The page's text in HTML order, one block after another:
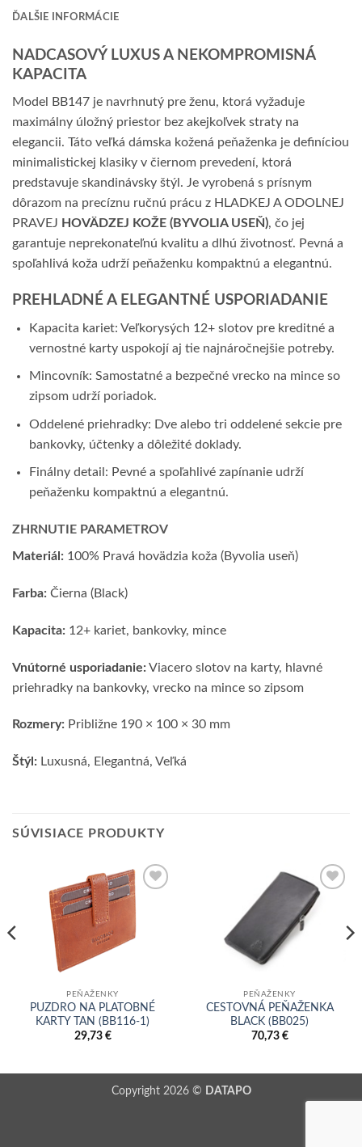
ĎALŠIE INFORMÁCIE
NADCASOVÝ LUXUS A NEKOMPROMISNÁ
KAPACITA
Model BB147 je navrhnutý pre ženu, ktorá vyžaduje
maximálny úložný priestor bez akejkoľvek straty na
elegancii. Táto veľká dámska kožená peňaženka je definíciou
minimalistickej klasiky v čiernom prevedení, ktorá
predstavuje skandinávsky štýl. Je vyrobená s prísnym
dôrazom na precíznu ručnú prácu z HLADKEJ A ODOLNEJ
PRAVEJ HOVÄDZEJ KOŽE (BYVOLIA USEŇ), čo jej
garantuje neprekonateľnú kvalitu a dlhú životnosť. Pevná a
spoľahlivá koža udrží peňaženku kompaktnú a elegantnú.
PREHLADNÉ A ELEGANTNÉ USPORIADANIE
Kapacita kariet: Veľkorysých 12+ slotov pre kreditné a
vernostné karty uspokojí aj tie najnáročnejšie potreby.
Mincovník: Samostatné a bezpečné vrecko na mince so
zipsom udrží poriadok.
Oddelené priehradky: Dve alebo tri oddelené sekcie pre
bankovky, účtenky a dôležité doklady.
Finálny detail: Pevné a spoľahlivé zapínanie udrží
peňaženku kompaktnú a elegantnú.
ZHRNUTIE PARAMETROV
Materiál: 100% Pravá hovädzia koža (Byvolia useň)
Farba: Čierna (Black)
Kapacita: 12+ kariet, bankovky, mince
Vnútorné usporiadanie:Viacero slotov na karty, hlavné
priehradky na bankovky, vrecko na mince so zipsom
Rozmery: Približne 190 × 100 × 30 mm
Štýl: Luxusná, Elegantná, Veľká
SÚVISIACE PRODUKTY
Add to
PEŇAŽENKY
PUZDRO NA PLATOBNÉ
KARTY TAN (BB116-1)
29,73 €
Add to
wishlist
PEŇAŽENKY
CESTOVNÁ PEŇAŽENKA
BLACK (BB025)
70,73 €
Copyright 2026 © DATAPO